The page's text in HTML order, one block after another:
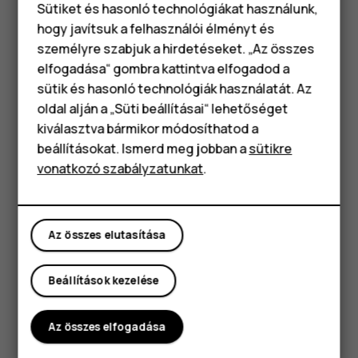
Okostelefonok
Klasszikus telefonok
Tartozékok
Táblagépek
A Chrome alkalmazásban:
Koppintson a címsáv melletti mezőre.
Koppintson a kívánt lapra.
Lap bezárása
A Chrome alkalmazásban:
Koppintson a címsáv melletti mezőre.
Keresés az interneten
Fedezze fel az internetet és a külvilágot a Google Kereső
használatával. A billentyűzet segítségével adhat meg
keresőszavakat.
A Chrome alkalmazásban:
Koppintson a keresősávra.
Sütiket és hasonló technológiákat használunk,
hogy javítsuk a felhasználói élményt és
személyre szabjuk a hirdetéseket. „Az összes
elfogadása“ gombra kattintva elfogadod a
sütik és hasonló technológiák használatát. Az
oldal alján a „Süti beállításai“ lehetőséget
kiválasztva bármikor módosíthatod a
beállításokat. Ismerd meg jobban asütikre
vonatkozó szabályzatunkat.
Az összes elutasítása
Beállítások kezelése
Az összes elfogadása